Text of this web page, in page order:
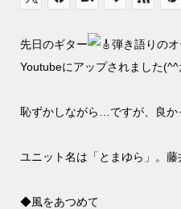
先日のギター
弾き語りの
Youtubeにアップされました(^^;;
恥ずかしながら…ですが、良
ユニット名は「とまゆら」。
◆風をあつめて